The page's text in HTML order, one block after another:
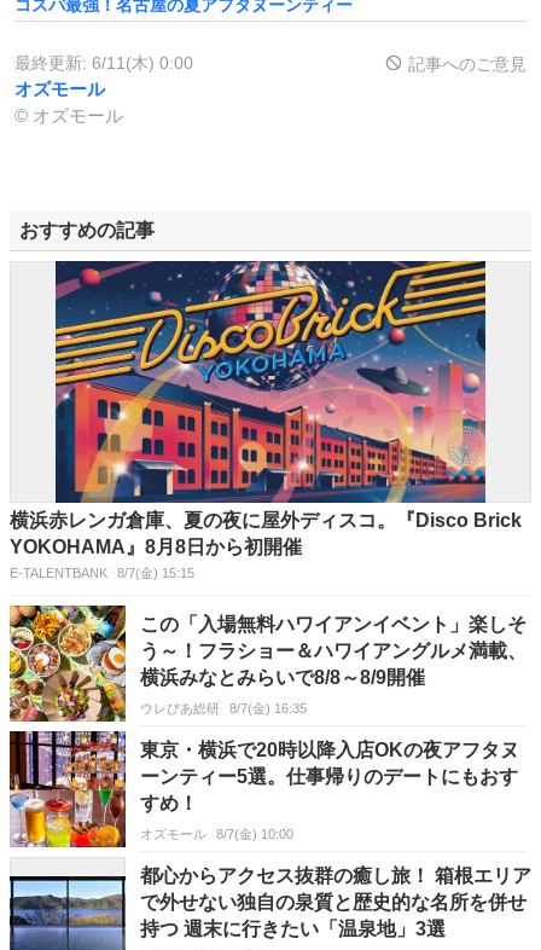
コスパ最強！名古屋の夏アフタヌーンティー
最終更新: 6/11(木) 0:00 記事へのご意見
オズモール
© オズモール
おすすめの記事
横浜赤レンガ倉庫、夏の夜に屋外ディスコ。『Disco Brick
YOKOHAMA』8月8日から初開催
E-TALENTBANK 8/7(金) 15:15
この「入場無料ハワイアンイベント」楽しそ
う～！フラショー＆ハワイアングルメ満載、
横浜みなとみらいで8/8～8/9開催
ウレぴあ総研 8/7(金) 16:35
東京・横浜で20時以降入店OKの夜アフタヌ
ーンティー5選。仕事帰りのデートにもおす
すめ！
オズモール 8/7(金) 10:00
都心からアクセス抜群の癒し旅！ 箱根エリア
で外せない独自の泉質と歴史的な名所を併せ
持つ 週末に行きたい「温泉地」3選